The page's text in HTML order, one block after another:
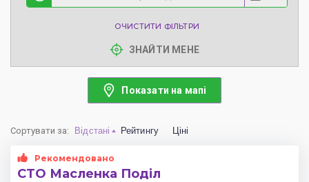
ОЧИСТИТИ ФІЛЬТРИ
ЗНАЙТИ МЕНЕ
Показати на мапі
Сортувати за: Відстані Рейтингу Ціні
Рекомендовано
СТО Масленка Поділ